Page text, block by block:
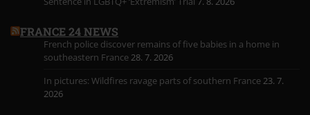
FRANCE 24 NEWS
French police discover remains of five babies in a home in
southeastern France28. 7. 2026
In pictures: Wildfires ravage parts of southern France23. 7.
2026